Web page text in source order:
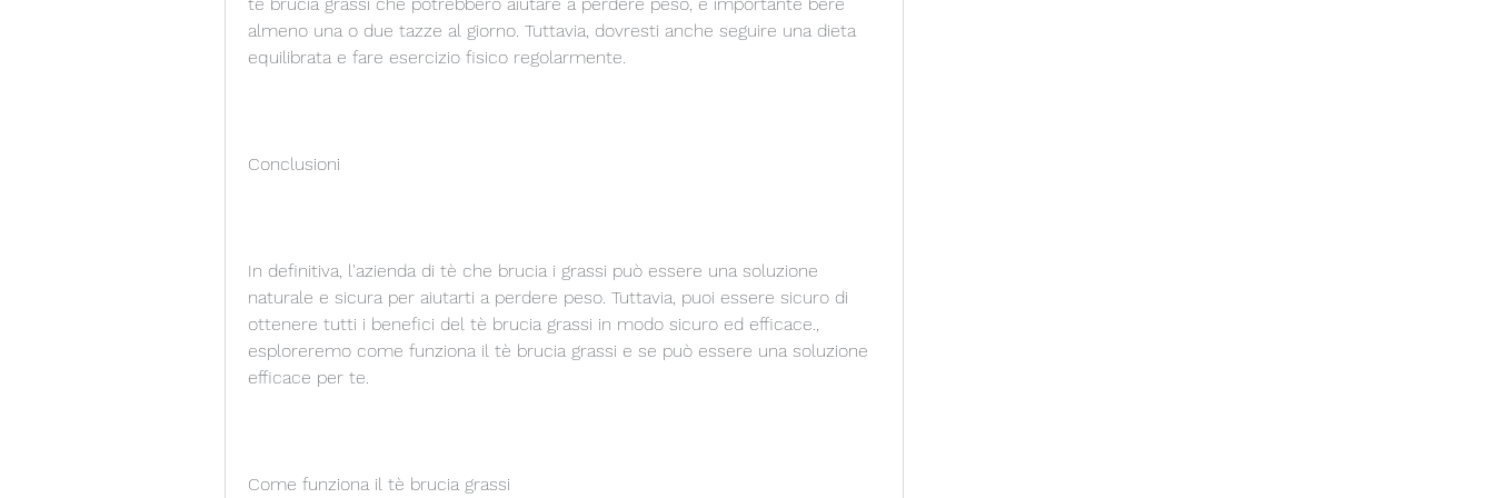
tè brucia grassi che potrebbero aiutare a perdere peso, è importante bere
almeno una o due tazze al giorno. Tuttavia, dovresti anche seguire una dieta
equilibrata e fare esercizio fisico regolarmente.
Conclusioni
In definitiva, l'azienda di tè che brucia i grassi può essere una soluzione
naturale e sicura per aiutarti a perdere peso. Tuttavia, puoi essere sicuro di
ottenere tutti i benefici del tè brucia grassi in modo sicuro ed efficace.,
esploreremo come funziona il tè brucia grassi e se può essere una soluzione
efficace per te.
Come funziona il tè brucia grassi